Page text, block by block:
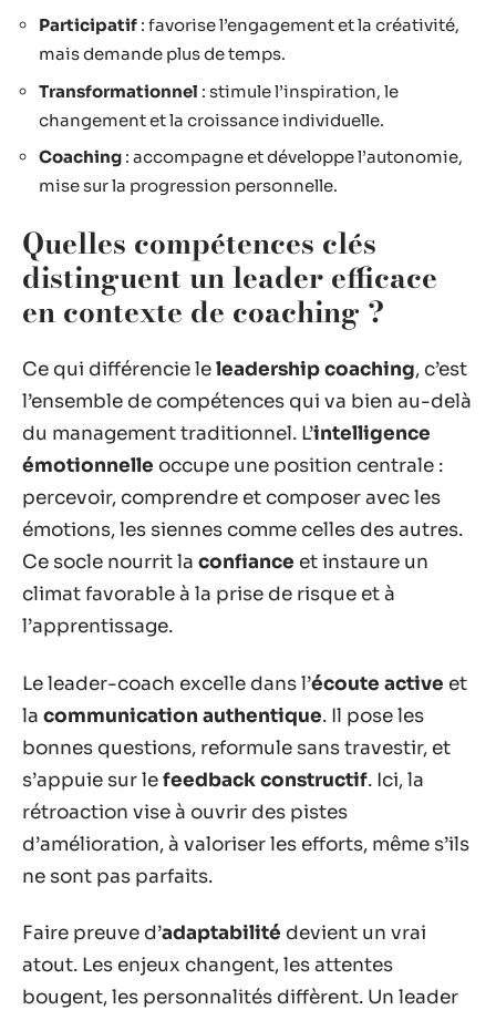
Participatif : favorise l’engagement et la créativité,
mais demande plus de temps.
Transformationnel : stimule l’inspiration, le
changement et la croissance individuelle.
Coaching : accompagne et développe l’autonomie,
mise sur la progression personnelle.
Quelles compétences clés
distinguent un leader efficace
en contexte de coaching ?
Ce qui différencie leleadership coaching, c’est
l’ensemble de compétences qui va bien au-delà
du management traditionnel. L’intelligence
émotionnelle occupe une position centrale :
percevoir, comprendre et composer avec les
émotions, les siennes comme celles des autres.
Ce socle nourrit la confiance et instaure un
climat favorable à la prise de risque et à
l’apprentissage.
Le leader-coach excelle dans l’écoute active et
la communication authentique. Il pose les
bonnes questions, reformule sans travestir, et
s’appuie sur lefeedback constructif. Ici, la
rétroaction vise à ouvrir des pistes
d’amélioration, à valoriser les efforts, même s’ils
ne sont pas parfaits.
Faire preuve d’adaptabilité devient un vrai
atout. Les enjeux changent, les attentes
bougent, les personnalités diffèrent. Un leader